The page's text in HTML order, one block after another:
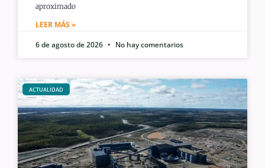
aproximado
LEER MÁS »
6 de agosto de 2026
No hay comentarios
ACTUALIDAD